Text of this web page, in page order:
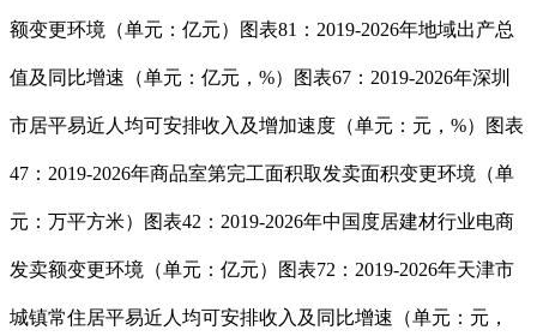
额变更环境（单元：亿元）图表81：2019-2026年地域出产总
值及同比增速（单元：亿元，%）图表67：2019-2026年深圳
市居平易近人均可安排收入及增加速度（单元：元，%）图表
47：2019-2026年商品室第完工面积取发卖面积变更环境（单
元：万平方米）图表42：2019-2026年中国度居建材行业电商
发卖额变更环境（单元：亿元）图表72：2019-2026年天津市
城镇常住居平易近人均可安排收入及同比增速（单元：元，